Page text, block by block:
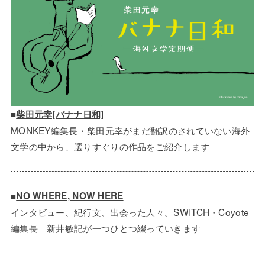
■柴田元幸[バナナ日和]
MONKEY編集長・柴田元幸がまだ翻訳のされていない海外
文学の中から、選りすぐりの作品をご紹介します
■NO WHERE, NOW HERE
インタビュー、紀行文、出会った人々。SWITCH・Coyote
編集長 新井敏記が一つひとつ綴っていきます